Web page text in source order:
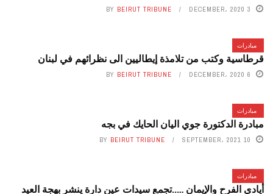
3 DECEMBER، 2020 BY BEIRUT TRIBUNE
مبادرات
قرطاسية وكتب من تلامذة إيطاليين الى نظرائهم في لبنان
6 DECEMBER، 2020 BY BEIRUT TRIBUNE
مبادرات
مبادرة الدكتورة جوي اليان الحايك في بجه
10 SEPTEMBER، 2021 BY BEIRUT TRIBUNE
مبادرات
أيادي الفرح والإيمان …..تجمع سيدات عين دارة ينشر بهجة العيد